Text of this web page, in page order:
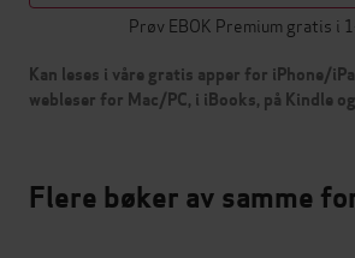
Prøv EBOK Premium gratis i
Kan leses i våre gratis apper for iPhone/
webleser for Mac/PC, i iBooks, på Kindle
Flere bøker av samme